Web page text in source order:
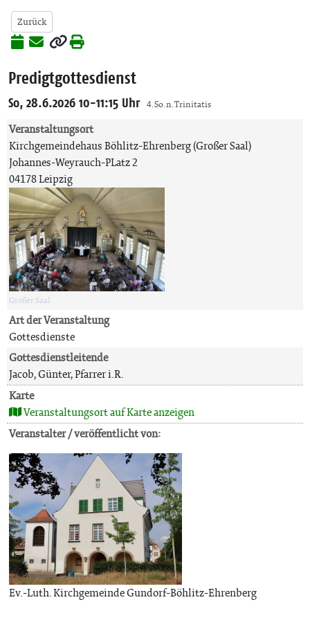
Zurück
Predigtgottesdienst
So, 28.6.2026 10-11:15 Uhr 4. So. n. Trinitatis
Veranstaltungsort
Kirchgemeindehaus Böhlitz-Ehrenberg (Großer Saal)
Johannes-Weyrauch-PLatz 2
04178 Leipzig
Großer Saal
Art der Veranstaltung
Gottesdienste
Gottesdienstleitende
Jacob, Günter, Pfarrer i.R.
Karte
Veranstaltungsort auf Karte anzeigen
Veranstalter / veröffentlicht von:
Ev.-Luth. Kirchgemeinde Gundorf-Böhlitz-Ehrenberg